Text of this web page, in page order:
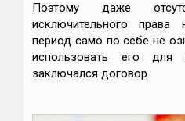
Поэтому даже
исключительного
период само по себе не
использовать его для
заключался договор.